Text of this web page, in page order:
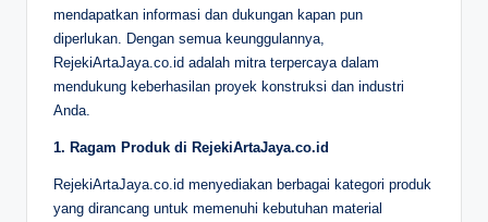
mendapatkan informasi dan dukungan kapan pun
diperlukan. Dengan semua keunggulannya,
RejekiArtaJaya.co.id adalah mitra terpercaya dalam
mendukung keberhasilan proyek konstruksi dan industri
Anda.
1. Ragam Produk di RejekiArtaJaya.co.id
RejekiArtaJaya.co.id menyediakan berbagai kategori produk
yang dirancang untuk memenuhi kebutuhan material